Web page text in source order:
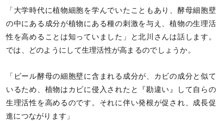
「大学時代に植物細胞を学んでいたこともあり、酵母細胞壁
の中にある成分が植物にある種の刺激を与え、植物の生理活
性を高めることは知っていました」と北川さんは話します。
では、どのようにして生理活性が高まるのでしょうか。
「ビール酵母の細胞壁に含まれる成分が、カビの成分と似て
いるため、植物はカビに侵入されたと『勘違い』して自らの
生理活性を高めるのです。それに伴い発根が促され、成長促
進につながります」